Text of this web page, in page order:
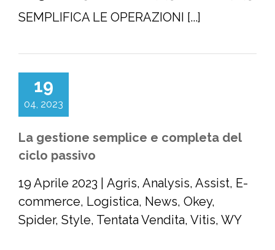
SEMPLIFICA LE OPERAZIONI [...]
19
04, 2023
La gestione semplice e completa del
ciclo passivo
19 Aprile 2023
Agris, Analysis, Assist, E-
commerce, Logistica, News, Okey,
Spider, Style, Tentata Vendita, Vitis, WY